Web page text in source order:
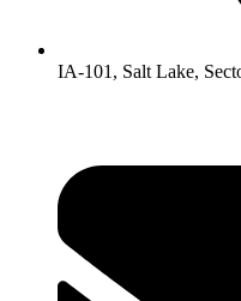
IA-101, Salt Lake,